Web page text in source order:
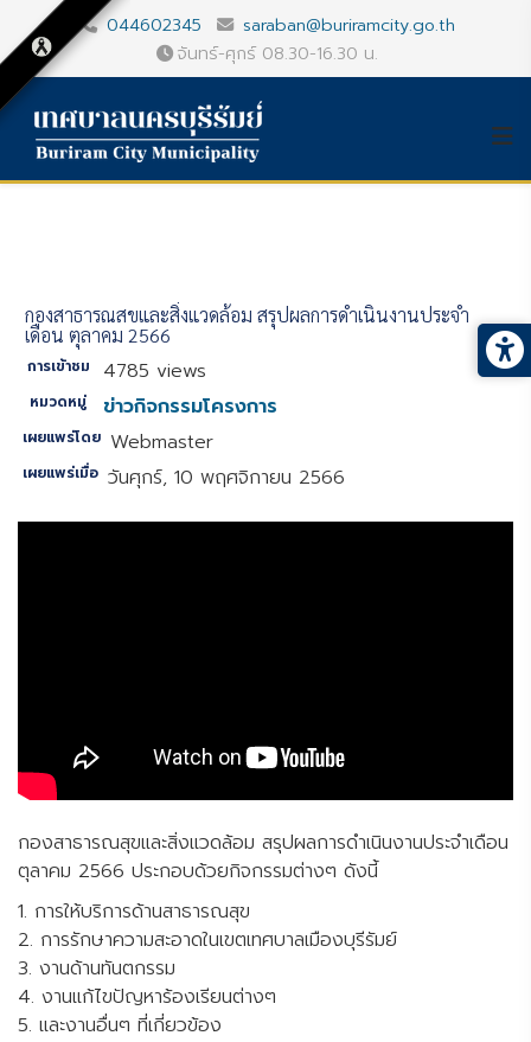
044602345
saraban@buriramcity.go.th
จันทร์-ศุกร์ 08.30-16.30 น.
กองสาธารณสุขและสิ่งแวดล้อม สรุปผลการดำเนินงานประจำ
เดือน ตุลาคม 2566
การเข้าชม 4785 views
หมวดหมู่ ข่าวกิจกรรมโครงการ
เผยแพร่โดย Webmaster
เผยแพร่เมื่อ วันศุกร์, 10 พฤศจิกายน 2566
กองสาธารณสุขและสิ่งแวดล้อม สรุปผลการดำเนินงานประจำเดือน
ตุลาคม 2566 ประกอบด้วยกิจกรรมต่างๆ ดังนี้
1. การให้บริการด้านสาธารณสุข
2. การรักษาความสะอาดในเขตเทศบาลเมืองบุรีรัมย์
3. งานด้านทันตกรรม
4. งานแก้ไขปัญหาร้องเรียนต่างๆ
5. และงานอื่นๆ ที่เกี่ยวข้อง